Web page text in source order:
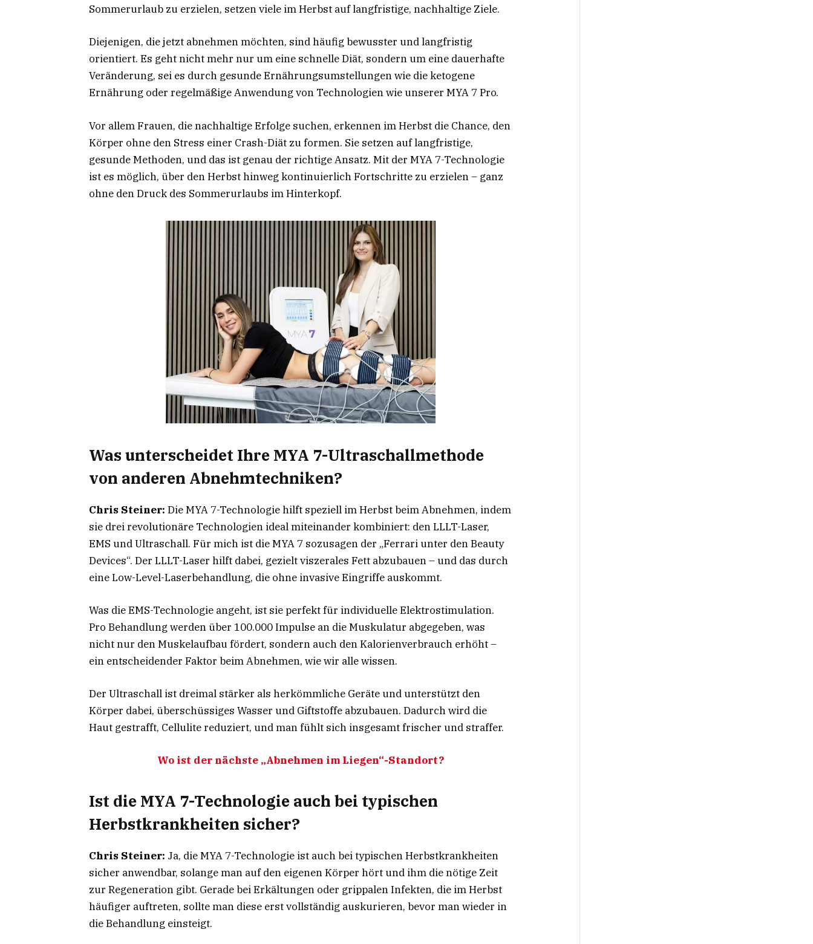
Sommerurlaub zu erzielen, setzen viele im Herbst auf langfristige, nachhaltige Ziele.
Diejenigen, die jetzt abnehmen möchten, sind häufig bewusster und langfristig
orientiert. Es geht nicht mehr nur um eine schnelle Diät, sondern um eine dauerhafte
Veränderung, sei es durch gesunde Ernährungsumstellungen wie die ketogene
Ernährung oder regelmäßige Anwendung von Technologien wie unserer MYA 7 Pro.
Vor allem Frauen, die nachhaltige Erfolge suchen, erkennen im Herbst die Chance, den
Körper ohne den Stress einer Crash-Diät zu formen. Sie setzen auf langfristige,
gesunde Methoden, und das ist genau der richtige Ansatz. Mit der MYA 7-Technologie
ist es möglich, über den Herbst hinweg kontinuierlich Fortschritte zu erzielen – ganz
ohne den Druck des Sommerurlaubs im Hinterkopf.
Was unterscheidet Ihre MYA 7-Ultraschallmethode
von anderen Abnehmtechniken?
Chris Steiner: Die MYA 7-Technologie hilft speziell im Herbst beim Abnehmen, indem
sie drei revolutionäre Technologien ideal miteinander kombiniert: den LLLT-Laser,
EMS und Ultraschall. Für mich ist die MYA 7 sozusagen der „Ferrari unter den Beauty
Devices“. Der LLLT-Laser hilft dabei, gezielt viszerales Fett abzubauen – und das durch
eine Low-Level-Laserbehandlung, die ohne invasive Eingriffe auskommt.
Was die EMS-Technologie angeht, ist sie perfekt für individuelle Elektrostimulation.
Pro Behandlung werden über 100.000 Impulse an die Muskulatur abgegeben, was
nicht nur den Muskelaufbau fördert, sondern auch den Kalorienverbrauch erhöht –
ein entscheidender Faktor beim Abnehmen, wie wir alle wissen.
Der Ultraschall ist dreimal stärker als herkömmliche Geräte und unterstützt den
Körper dabei, überschüssiges Wasser und Giftstoffe abzubauen. Dadurch wird die
Haut gestrafft, Cellulite reduziert, und man fühlt sich insgesamt frischer und straffer.
Wo ist der nächste „Abnehmen im Liegen“-Standort?
Ist die MYA 7-Technologie auch bei typischen
Herbstkrankheiten sicher?
Chris Steiner: Ja, die MYA 7-Technologie ist auch bei typischen Herbstkrankheiten
sicher anwendbar, solange man auf den eigenen Körper hört und ihm die nötige Zeit
zur Regeneration gibt. Gerade bei Erkältungen oder grippalen Infekten, die im Herbst
häufiger auftreten, sollte man diese erst vollständig auskurieren, bevor man wieder in
die Behandlung einsteigt.